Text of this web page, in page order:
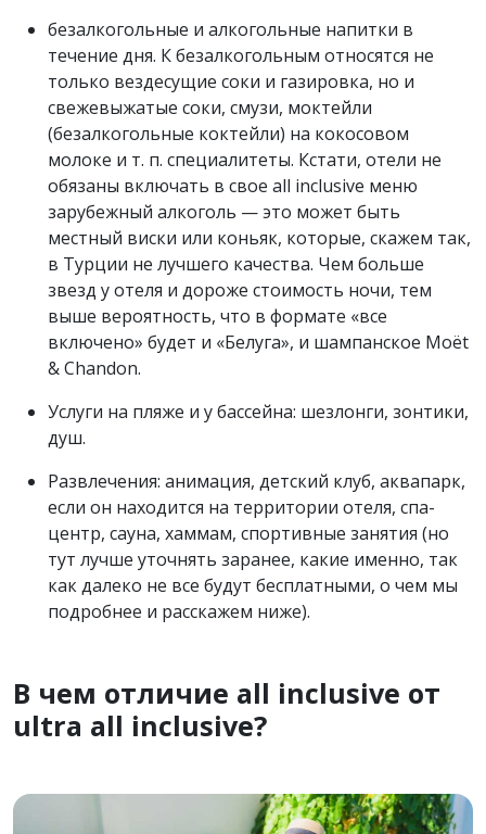
безалкогольные и алкогольные напитки в
течение дня. К безалкогольным относятся не
только вездесущие соки и газировка, но и
свежевыжатые соки, смузи, моктейли
(безалкогольные коктейли) на кокосовом
молоке и т. п. специалитеты. Кстати, отели не
обязаны включать в свое all inclusive меню
зарубежный алкоголь — это может быть
местный виски или коньяк, которые, скажем так,
в Турции не лучшего качества. Чем больше
звезд у отеля и дороже стоимость ночи, тем
выше вероятность, что в формате «все
включено» будет и «Белуга», и шампанское Moët
& Chandon.
Услуги на пляже и у бассейна: шезлонги, зонтики,
душ.
Развлечения: анимация, детский клуб, аквапарк,
если он находится на территории отеля, спа-
центр, сауна, хаммам, спортивные занятия (но
тут лучше уточнять заранее, какие именно, так
как далеко не все будут бесплатными, о чем мы
подробнее и расскажем ниже).
В чем отличие all inclusive от
ultra all inclusive?